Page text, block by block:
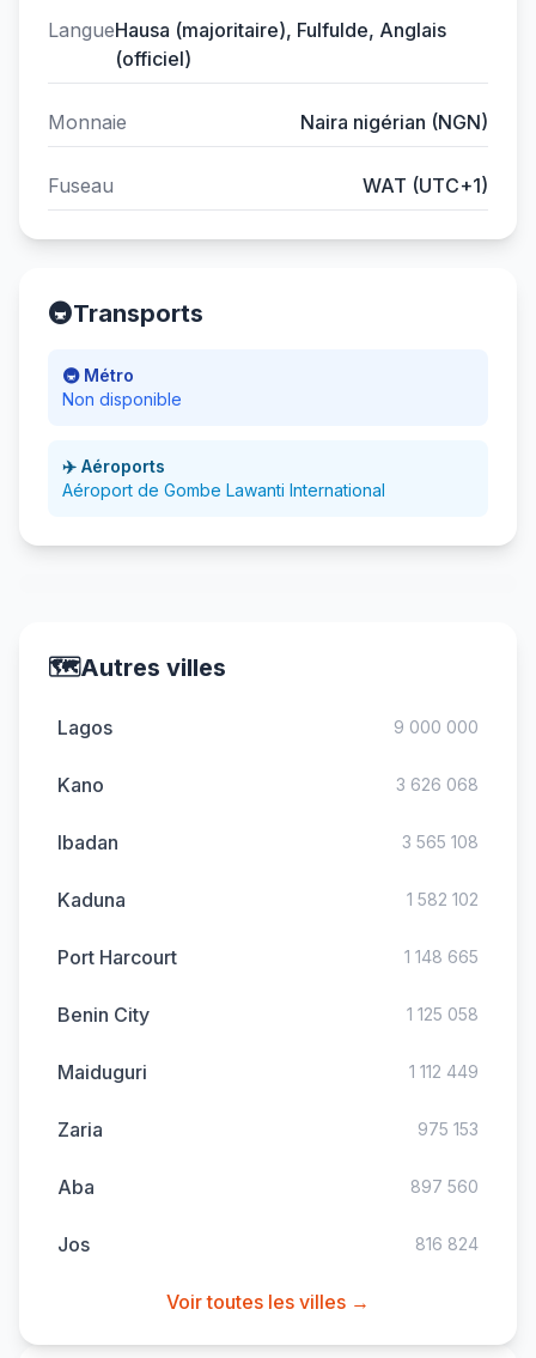
LangueHausa (majoritaire), Fulfulde, Anglais
(officiel)
Monnaie Naira nigérian (NGN)
Fuseau WAT (UTC+1)
🚇Transports
🚇 Métro
Non disponible
✈️ Aéroports
Aéroport de Gombe Lawanti International
🗺️Autres villes
Lagos 9 000 000
Kano 3 626 068
Ibadan 3 565 108
Kaduna 1 582 102
Port Harcourt 1 148 665
Benin City 1 125 058
Maiduguri 1 112 449
Zaria 975 153
Aba 897 560
Jos 816 824
Voir toutes les villes →